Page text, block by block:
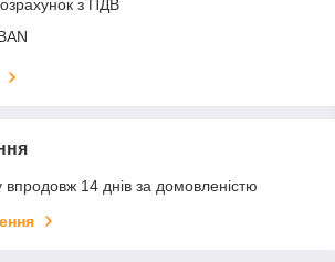
з ПДВ
14 днів за домовленістю